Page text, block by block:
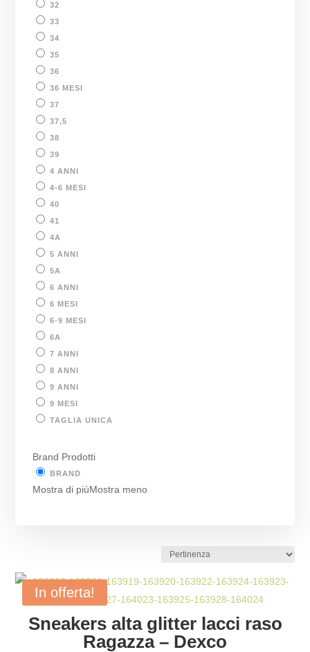
32
33
34
35
36
36 MESI
37
37,5
38
39
4 ANNI
4-6 MESI
40
41
4A
5 ANNI
5A
6 ANNI
6 MESI
6-9 MESI
6A
7 ANNI
8 ANNI
9 ANNI
9 MESI
TAGLIA UNICA
Brand Prodotti
BRAND
Mostra di piùMostra meno
In offerta!
Sneakers alta glitter lacci raso
Ragazza – Dexco